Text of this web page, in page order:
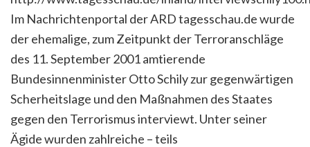
Im Nachrichtenportal der ARD tagesschau.de wurde
der ehemalige, zum Zeitpunkt der Terroranschläge
des 11. September 2001 amtierende
Bundesinnenminister Otto Schily zur gegenwärtigen
Scherheitslage und den Maßnahmen des Staates
gegen den Terrorismus interviewt. Unter seiner
Ägide wurden zahlreiche – teils